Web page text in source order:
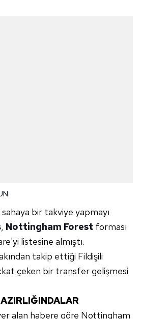
bir takviye yapmayı
, Nottingham Forest forması
listesine almıştı.
takip ettiği Fildişili
çeken bir transfer gelişmesi
alan habere göre Nottingham